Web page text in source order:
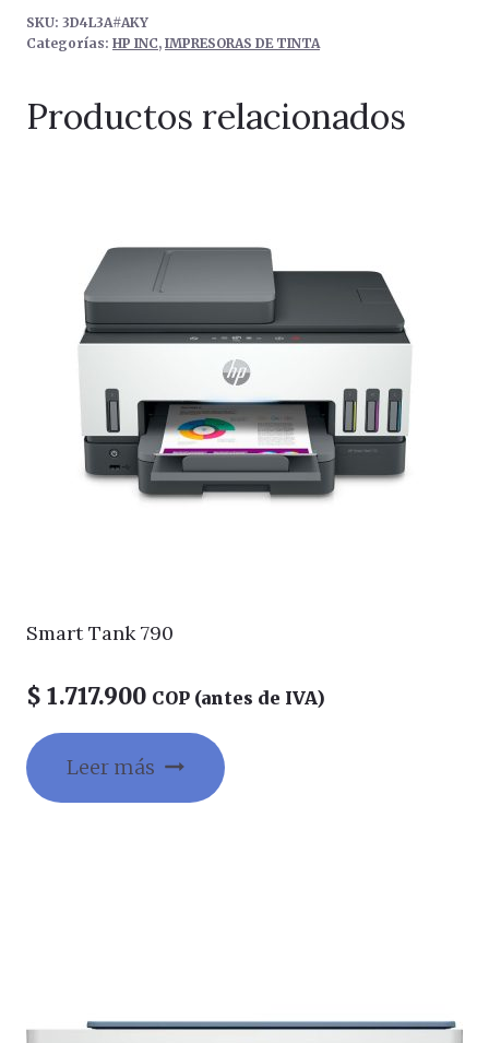
SKU: 3D4L3A#AKY
Categorías: HP INC, IMPRESORAS DE TINTA
Productos relacionados
Smart Tank 790
$ 1.717.900 COP (antes de IVA)
Leer más